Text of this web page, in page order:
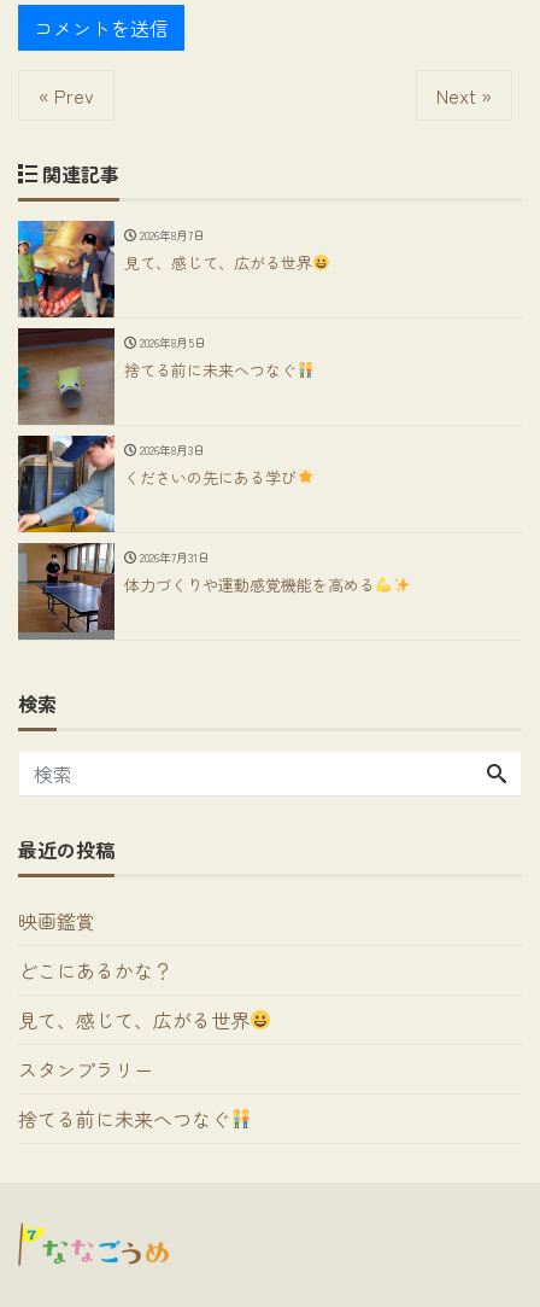
« Prev Next »
関連記事
2026年8月7日
見て、感じて、広がる世界
2026年8月5日
捨てる前に未来へつなぐ
2026年8月3日
くださいの先にある学び
2026年7月31日
体力づくりや運動感覚機能を高める
検索
最近の投稿
映画鑑賞
どこにあるかな？
見て、感じて、広がる世界
スタンプラリー
捨てる前に未来へつなぐ